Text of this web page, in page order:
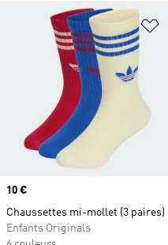
Prix
10 €
Chaussettes mi-mollet (3 paires)
Enfants Originals